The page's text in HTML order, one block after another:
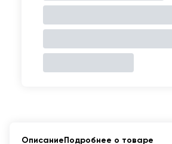
ОписаниеПодробнее о товаре